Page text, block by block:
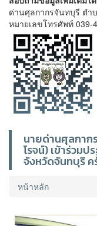
ด่านศุลกากรจันทบุรี ตำ
หมายเลขโทรศัพท์ 039-
นายด่านศุลกาก
โรจน์) เข้าร่วม
จังหวัดจันทบุรี
หน้าหลัก